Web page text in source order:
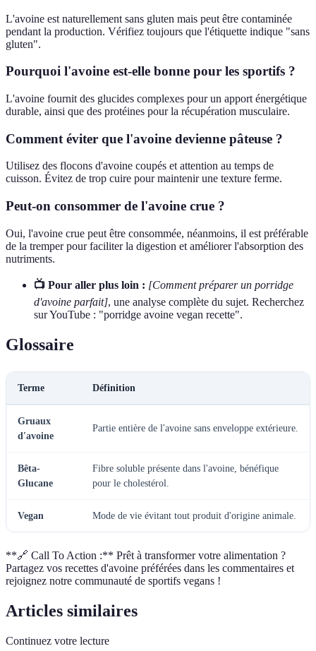
L'avoine est naturellement sans gluten mais peut être contaminée
pendant la production. Vérifiez toujours que l'étiquette indique "sans
gluten".
Pourquoi l'avoine est-elle bonne pour les sportifs ?
L'avoine fournit des glucides complexes pour un apport énergétique
durable, ainsi que des protéines pour la récupération musculaire.
Comment éviter que l'avoine devienne pâteuse ?
Utilisez des flocons d'avoine coupés et attention au temps de
cuisson. Évitez de trop cuire pour maintenir une texture ferme.
Peut-on consommer de l'avoine crue ?
Oui, l'avoine crue peut être consommée, néanmoins, il est préférable
de la tremper pour faciliter la digestion et améliorer l'absorption des
nutriments.
📺 Pour aller plus loin : [Comment préparer un porridge
d'avoine parfait], une analyse complète du sujet. Recherchez
sur YouTube : "porridge avoine vegan recette".
Glossaire
Terme Définition
Gruaux
d'avoine
Partie entière de l'avoine sans enveloppe extérieure.
Bêta-
Glucane
Fibre soluble présente dans l'avoine, bénéfique
pour le cholestérol.
Vegan Mode de vie évitant tout produit d'origine animale.
**🔗 Call To Action :** Prêt à transformer votre alimentation ?
Partagez vos recettes d'avoine préférées dans les commentaires et
rejoignez notre communauté de sportifs vegans !
Articles similaires
Continuez votre lecture